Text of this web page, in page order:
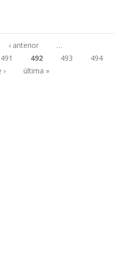
‹ anterior
…
491 492 493
494
›
última »